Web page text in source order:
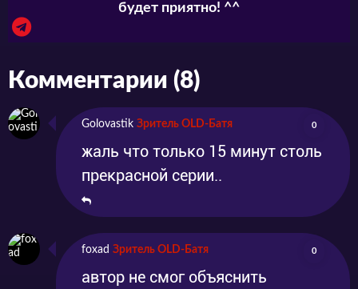
будет приятно! ^^
Комментарии (8)
Golovastik Зритель OLD-Батя 0
жаль что только 15 минут столь
прекрасной серии..
foxad Зритель OLD-Батя 0
автор не смог объяснить